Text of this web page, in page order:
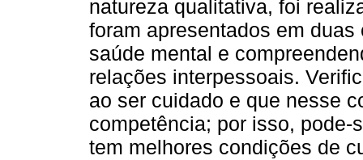
natureza qualitativa, foi
foram apresentados em
saúde mental e
relações interpessoais.
ao ser cuidado e que nesse
competência; por isso,
tem melhores condições de